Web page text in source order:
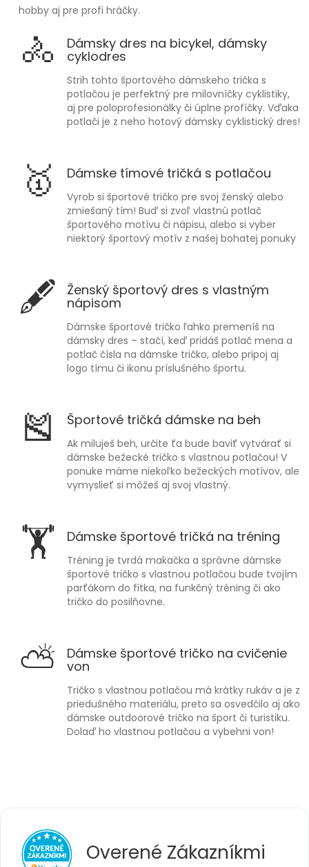
hobby aj pre profi hráčky.
🚴 Dámsky dres na bicykel, dámsky
cyklodres
Strih tohto športového dámskeho trička s
potlačou je perfektný pre milovníčky cyklistiky,
aj pre poloprofesionálky či úplne profíčky. Vďaka
potlači je z neho hotový dámsky cyklistický dres!
🥇 Dámske tímové tričká s potlačou
Vyrob si športové tričko pre svoj ženský alebo
zmiešaný tím! Buď si zvoľ vlastnú potlač
športového motívu či nápisu, alebo si vyber
niektorý športový motív z našej bohatej ponuky
🖋 Ženský športový dres s vlastným
nápisom
Dámske športové tričko ľahko premeníš na
dámsky dres – stačí, keď pridáš potlač mena a
potlač čísla na dámske tričko, alebo pripoj aj
logo tímu či ikonu príslušného športu.
🎽 Športové tričká dámske na beh
Ak miluješ beh, určite ťa bude baviť vytvárať si
dámske bežecké tričko s vlastnou potlačou! V
ponuke máme niekoľko bežeckých motívov, ale
vymyslieť si môžeš aj svoj vlastný.
🏋 Dámske športové tričká na tréning
Tréning je tvrdá makačka a správne dámske
športové tričko s vlastnou potlačou bude tvojím
parťákom do fitka, na funkčný tréning či ako
tričko do posilňovne.
⛅ Dámske športové tričko na cvičenie
von
Tričko s vlastnou potlačou má krátky rukáv a je z
priedušného materiálu, preto sa osvedčilo aj ako
dámske outdoorové tričko na šport či turistiku.
Dolaď ho vlastnou potlačou a vybehni von!
Overené Zákazníkmi